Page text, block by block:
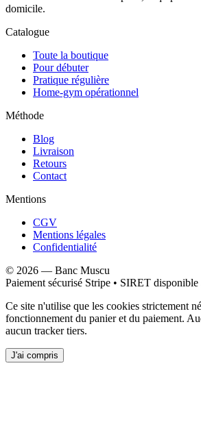
domicile.
Catalogue
Toute la boutique
Pour débuter
Pratique régulière
Home-gym opérationnel
Méthode
Blog
Livraison
Retours
Contact
Mentions
CGV
Mentions légales
Confidentialité
© 2026 — Banc Muscu
Paiement sécurisé Stripe • SIRET disponible
Ce site n'utilise que les cookies strictement
fonctionnement du panier et du paiement.
aucun tracker tiers.
J'ai compris